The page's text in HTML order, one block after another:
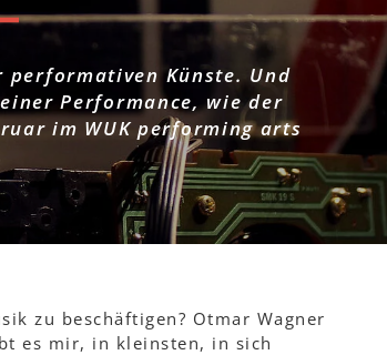
Künste. Und
Performance, wie der
im WUK performing arts
zu beschäftigen? Otmar Wagner
es mir, in kleinsten, in sich